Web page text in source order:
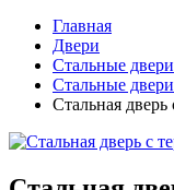
Главная
Двери
Стальные двери
Стальные
Стальная